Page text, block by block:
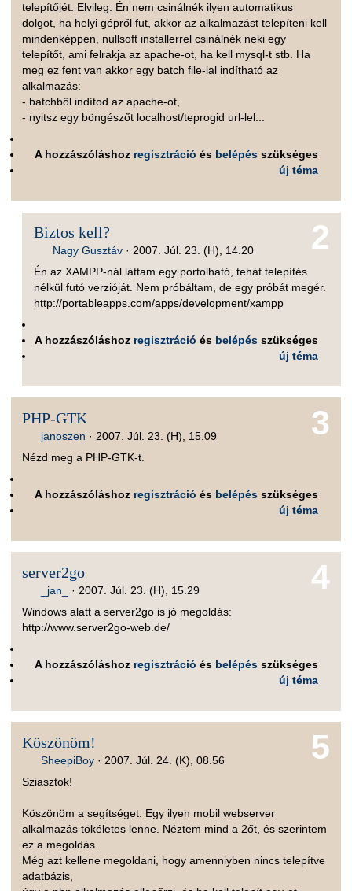
telepítőjét. Elvileg. Én nem csinálnék ilyen automatikus
dolgot, ha helyi gépről fut, akkor az alkalmazást telepíteni kell
mindenképpen, nullsoft installerrel csinálnék neki egy
telepítőt, ami felrakja az apache-ot, ha kell mysql-t stb. Ha
meg ez fent van akkor egy batch file-lal indítható az
alkalmazás:
- batchből indítod az apache-ot,
- nyitsz egy böngészőt localhost/teprogid url-lel...
A hozzászóláshoz regisztráció és belépés szükséges
új téma
2
Biztos kell?
Nagy Gusztáv· 2007. Júl. 23. (H), 14.20
Én az XAMPP-nál láttam egy portolható, tehát telepítés
nélkül futó verzióját. Nem próbáltam, de egy próbát megér.
http://portableapps.com/apps/development/xampp
A hozzászóláshoz regisztráció és belépés szükséges
új téma
3
PHP-GTK
janoszen · 2007. Júl. 23. (H), 15.09
Nézd meg a PHP-GTK-t.
A hozzászóláshoz regisztráció és belépés szükséges
új téma
4
server2go
_jan_ · 2007. Júl. 23. (H), 15.29
Windows alatt a server2go is jó megoldás:
http://www.server2go-web.de/
A hozzászóláshoz regisztráció és belépés szükséges
új téma
5
Köszönöm!
SheepiBoy · 2007. Júl. 24. (K), 08.56
Sziasztok!
Köszönöm a segítséget. Egy ilyen mobil webserver
alkalmazás tökéletes lenne. Néztem mind a 2őt, és szerintem
ez a megoldás.
Még azt kellene megoldani, hogy amenniyben nincs telepítve
adatbázis,